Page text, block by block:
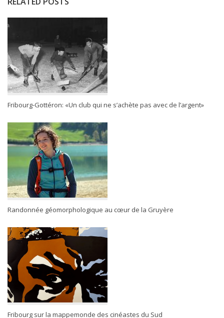
Fribourg-Gottéron: «Un club qui ne s’achète pas avec de l’argent»
Randonnée géomorphologique au cœur de la Gruyère
Fribourg sur la mappemonde des cinéastes du Sud